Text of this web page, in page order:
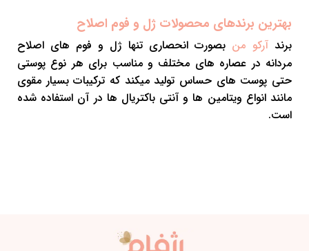
بهترین برندهای محصولات ژل و فوم اصلاح
برندآرکو من بصورت انحصاری تنها ژل و فوم های اصلاح
مردانه در عصاره های مختلف و مناسب برای هر نوع پوستی
حتی پوست های حساس تولید میکند که ترکیبات بسیار مقوی
مانند انواع ویتامین ها و آنتی باکتریال ها در آن استفاده شده
است.